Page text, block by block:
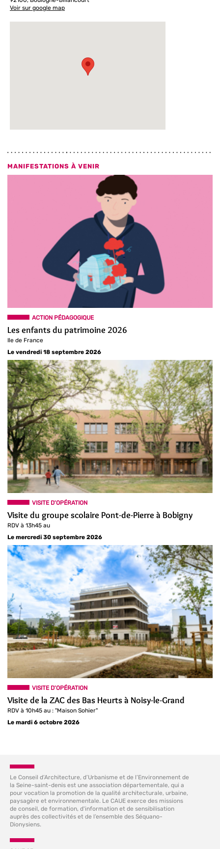
Voir sur google map
MANIFESTATIONS À VENIR
ACTION PÉDAGOGIQUE
Les enfants du patrimoine 2026
Ile de France
Le vendredi 18 septembre 2026
VISITE D'OPÉRATION
Visite du groupe scolaire Pont-de-Pierre à Bobigny
RDV à 13h45 au
Le mercredi 30 septembre 2026
VISITE D'OPÉRATION
Visite de la ZAC des Bas Heurts à Noisy-le-Grand
RDV à 10h45 au : "Maison Sohier"
Le mardi 6 octobre 2026
Le Conseil d’Architecture, d’Urbanisme et de l’Environnement de
la Seine-saint-denis est une association départementale, qui a
pour vocation la promotion de la qualité architecturale, urbaine,
paysagère et environnementale. Le CAUE exerce des missions
de conseil, de formation, d'information et de sensibilisation
auprès des collectivités et de l’ensemble des Séquano-
Dionysiens.